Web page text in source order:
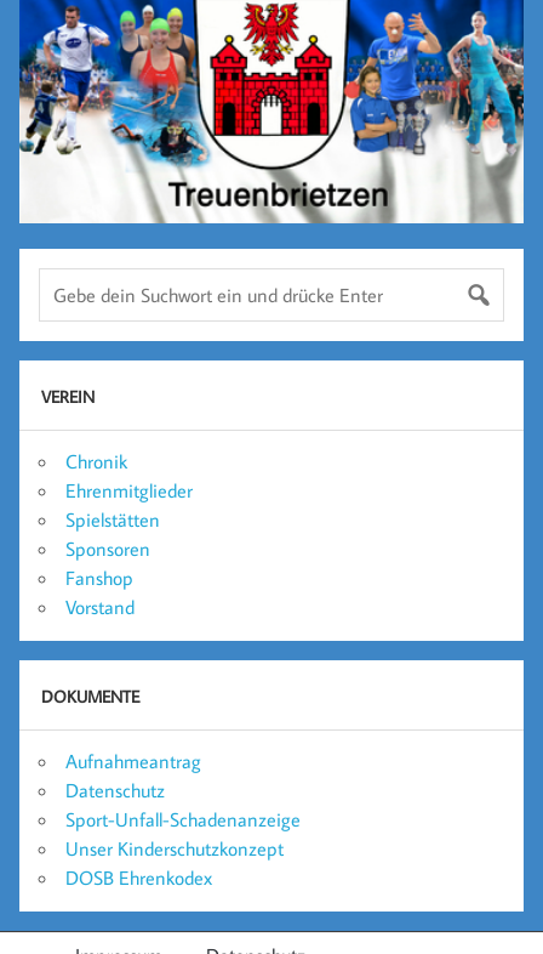
VEREIN
Chronik
Ehrenmitglieder
Spielstätten
Sponsoren
Fanshop
Vorstand
DOKUMENTE
Aufnahmeantrag
Datenschutz
Sport-Unfall-Schadenanzeige
Unser Kinderschutzkonzept
DOSB Ehrenkodex